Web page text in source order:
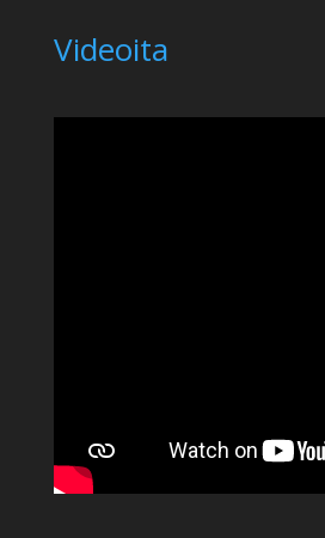
Videoita